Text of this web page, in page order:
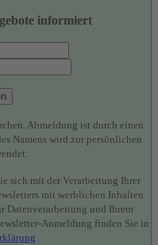
informiert
Abmeldung ist durch einen
Namens wird zur persönlichen
sich mit der Verarbeitung Ihrer
mit werblichen Inhalten
Datenverarbeitung und Ihrem
Anmeldung finden Sie in